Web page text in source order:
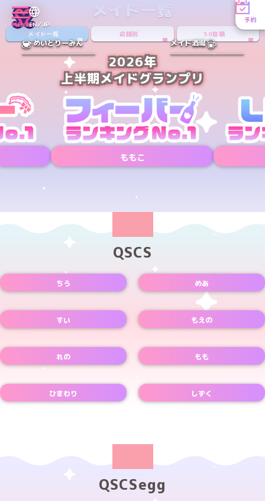
MENUEN／JP
予約
めいどりーみん メイド酒場
メイド一覧
メイド一覧 店舗別 50音順
2026年
上半期メイドグランプリ
ももこ
QSCS
ちう
めあ
すい
もえの
れの
もも
ひまわり
しずく
QSCSegg